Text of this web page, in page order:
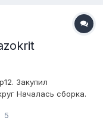
Закупил
Началась сборка.
для Primera
5